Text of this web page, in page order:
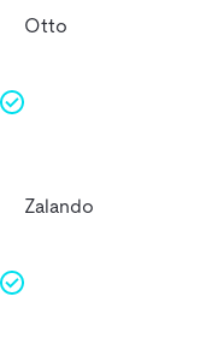
Otto
Zalando